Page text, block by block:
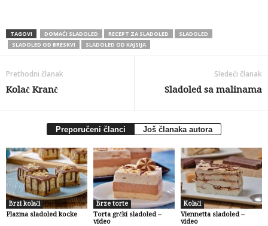
TAGOVI DOMAĆI SLADOLED RECEPT ZA SLADOLED
SLADOLED
SLADOLED OD BRESKVI
SLADOLED OD KAJSIJA
Prethodni članak
Kolač Kranč
Sledeći članak
Sladoled sa malinama
Preporučeni članci Još članaka autora
Brzi kolači
Plazma sladoled kocke
Brze torte
Torta grčki sladoled –
video
Kolači
Viennetta sladoled –
video